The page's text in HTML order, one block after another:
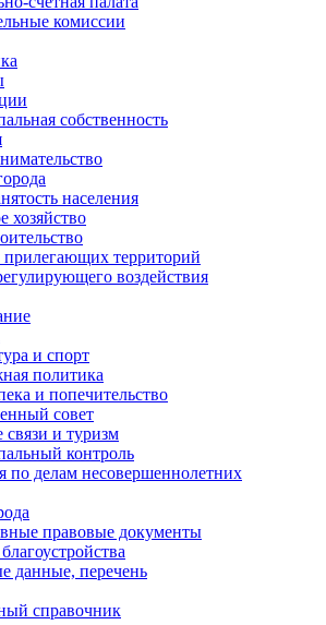
комиссии
собственность
населения
хозяйство
территорий
воздействия
и спорт
политика
и попечительство
совет
и туризм
контроль
по делам несовершеннолетних
правовые документы
данные, перечень
справочник